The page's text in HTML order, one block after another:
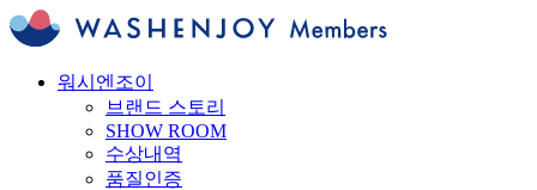
워시엔조이
브랜드 스토리
SHOW ROOM
수상내역
품질인증